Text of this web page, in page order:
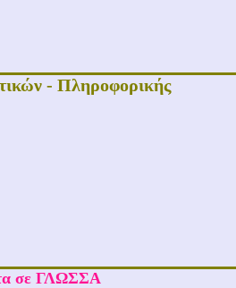
- Πληροφορικής
σε ΓΛΩΣΣΑ